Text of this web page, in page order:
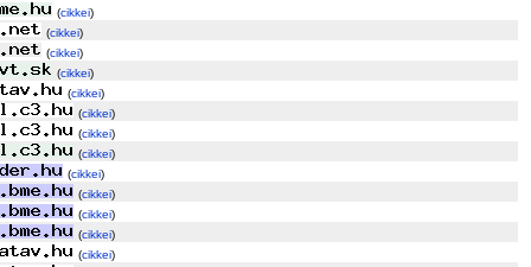
(cikkei)
(cikkei)
(cikkei)
(cikkei)
(cikkei)
(cikkei)
(cikkei)
(cikkei)
(cikkei)
(cikkei)
(cikkei)
(cikkei)
(cikkei)